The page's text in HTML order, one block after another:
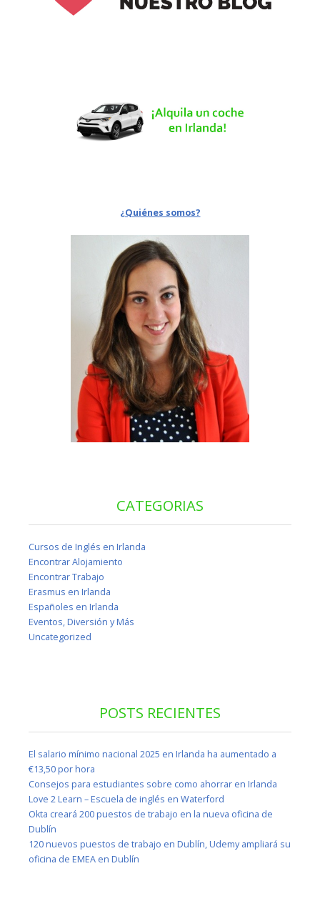
¿Quiénes somos?
CATEGORIAS
Cursos de Inglés en Irlanda
Encontrar Alojamiento
Encontrar Trabajo
Erasmus en Irlanda
Españoles en Irlanda
Eventos, Diversión y Más
Uncategorized
POSTS RECIENTES
El salario mínimo nacional 2025 en Irlanda ha aumentado a
€13,50 por hora
Consejos para estudiantes sobre como ahorrar en Irlanda
Love 2 Learn – Escuela de inglés en Waterford
Okta creará 200 puestos de trabajo en la nueva oficina de
Dublín
120 nuevos puestos de trabajo en Dublín, Udemy ampliará su
oficina de EMEA en Dublín